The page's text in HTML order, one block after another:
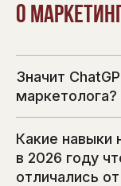
о
Значит
маркетолога?
Какие навыки
в 2026 году
отличались